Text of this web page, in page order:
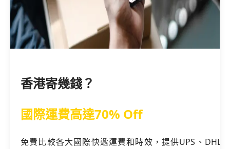
香港寄幾錢？
國際運費高達70% Off
免費比較各大國際快遞運費和時效，提供UPS、DHL、